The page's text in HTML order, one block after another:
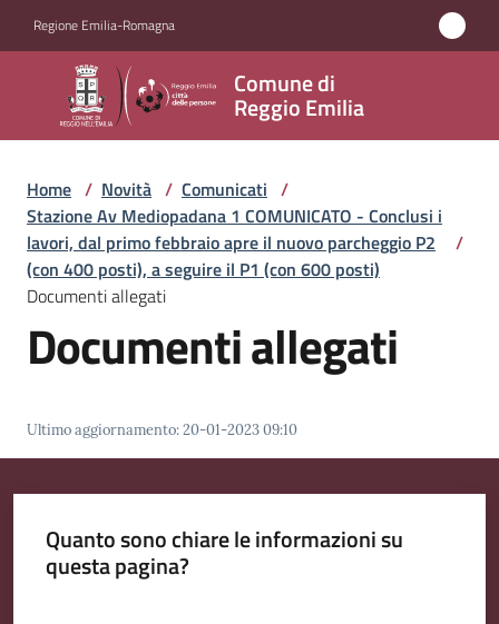
Regione Emilia-Romagna
Comune di
Reggio Emilia
Comune
di
Reggio
Emilia
Amministrazione
Servizi
Menu selezionato
Vivere
Home / Novità / Comunicati /
Stazione Av Mediopadana 1 COMUNICATO - Conclusi i
lavori, dal primo febbraio apre il nuovo parcheggio P2
(con 400 posti), a seguire il P1 (con 600 posti)
/
Documenti allegati
Documenti allegati
Ultimo aggiornamento:20-01-2023 09:10
Quanto sono chiare le informazioni su
questa pagina?